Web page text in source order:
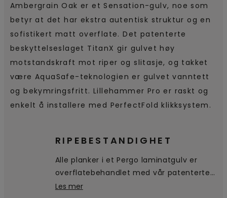
Ambergrain Oak er et Sensation-gulv, noe som
betyr at det har ekstra autentisk struktur og en
sofistikert matt overflate. Det patenterte
beskyttelseslaget TitanX gir gulvet høy
motstandskraft mot riper og slitasje, og takket
være AquaSafe-teknologien er gulvet vanntett
og bekymringsfritt. Lillehammer Pro er raskt og
enkelt å installere med PerfectFold klikksystem.
RIPEBESTANDIGHET
Alle planker i et Pergo laminatgulv er
overflatebehandlet med vår patenterte
TitanX™-teknologi. Dette enestående
Les mer